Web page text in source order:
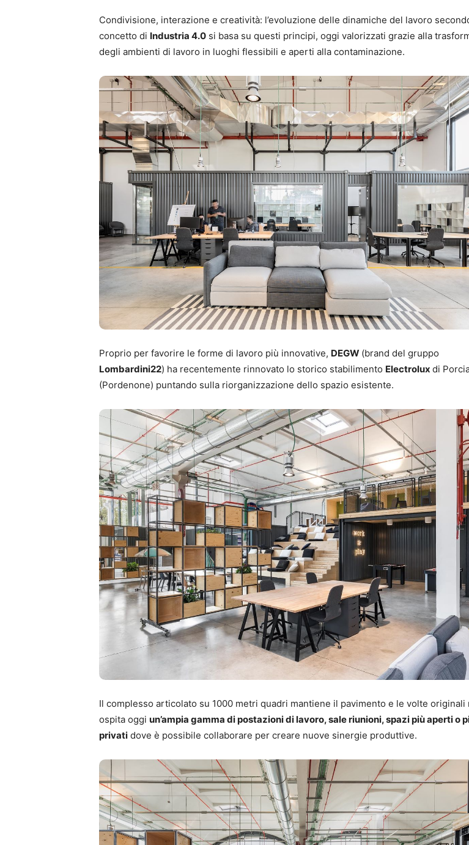
Condivisione, interazione e creatività: l’evoluzione delle dinamiche del lavoro
concetto di Industria 4.0 si basa su questi principi, oggi valorizzati grazie alla
degli ambienti di lavoro in luoghi flessibili e aperti alla contaminazione.
Proprio per favorire le forme di lavoro più innovative, DEGW (brand del gruppo
Lombardini22) ha recentemente rinnovato lo storico stabilimento Electrolux di
(Pordenone) puntando sulla riorganizzazione dello spazio esistente.
Il complesso articolato su 1000 metri quadri mantiene il pavimento e le volte originali
ospita oggi un’ampia gamma di postazioni di lavoro, sale riunioni, spazi più aperti o
privati dove è possibile collaborare per creare nuove sinergie produttive.